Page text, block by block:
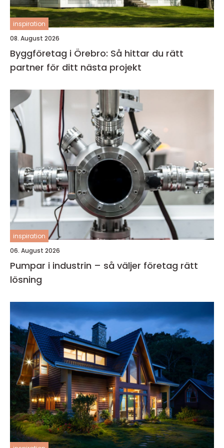
inspiration
08. August 2026
Byggföretag i Örebro: Så hittar du rätt
partner för ditt nästa projekt
inspiration
06. August 2026
Pumpar i industrin – så väljer företag rätt
lösning